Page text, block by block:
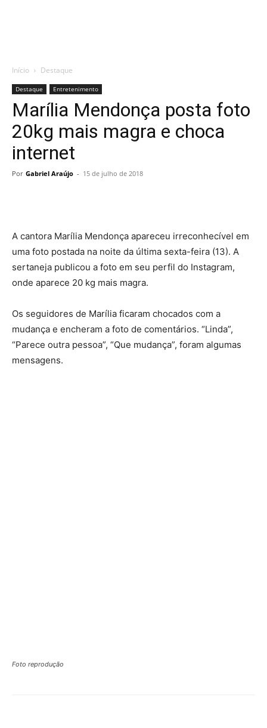
Início Destaque
Destaque Entretenimento
Marília Mendonça posta foto
20kg mais magra e choca
internet
Por Gabriel Araújo - 15 de julho de 2018
A cantora Marília Mendonça apareceu irreconhecível em
uma foto postada na noite da última sexta-feira (13). A
sertaneja publicou a foto em seu perfil do Instagram,
onde aparece 20 kg mais magra.
Os seguidores de Marília ficaram chocados com a
mudança e encheram a foto de comentários. “Linda”,
“Parece outra pessoa”, “Que mudança”, foram algumas
mensagens.
Foto reprodução